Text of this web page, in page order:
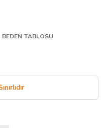
BEDEN TABLOSU